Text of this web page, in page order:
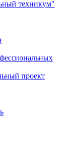
техникум"
проект